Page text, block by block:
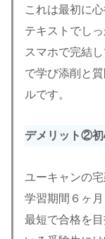
これは最初に
テキストでし
スマホで完結
で学び添削と
ルです。
デメリット②
ユーキャンの
学習期間６ヶ
最短で合格を